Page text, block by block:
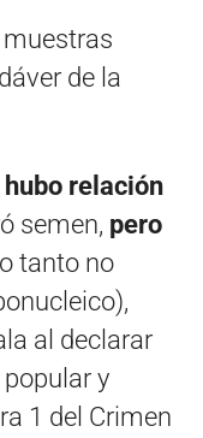
de la
hubo relación
semen, pero
tanto no
al declarar
y
1 del Crimen